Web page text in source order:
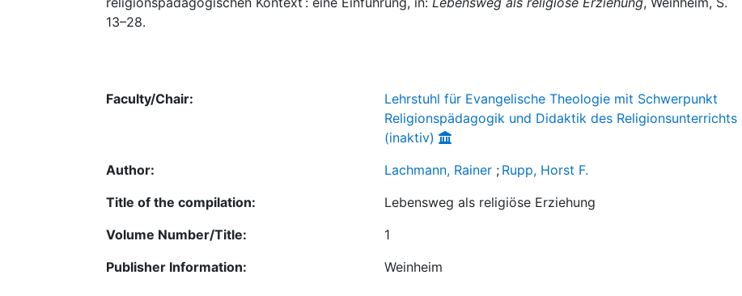
13–28.
Faculty/Chair:
Lehrstuhl für Evangelische Theologie mit Schwerpunkt
Religionspädagogik und Didaktik des Religionsunterrichts
(inaktiv)
Author:
Lachmann, Rainer ; Rupp, Horst F.
Title of the compilation:
Lebensweg als religiöse Erziehung
Volume Number/Title:
1
Publisher Information:
Weinheim